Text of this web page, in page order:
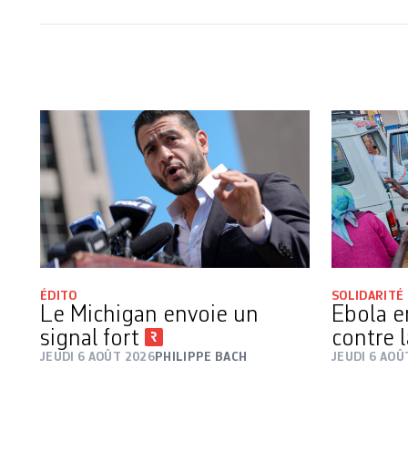
ÉDITO
Le Michigan envoie un
signal fort
JEUDI 6 AOÛT 2026PHILIPPE BACH
SOLIDARITÉ
Ebola
contre
JEUDI 6